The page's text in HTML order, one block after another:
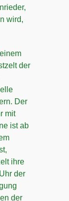
wird,
der
Der
mit
ist ab
ihre
der
der